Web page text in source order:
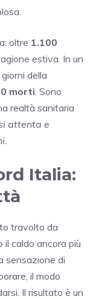
oltre 1.100
estiva. In un
della
morti . Sono
realtà sanitaria
attenta e
Italia:
travolto da
il caldo ancora più
sensazione di
il modo
Il risultato è un